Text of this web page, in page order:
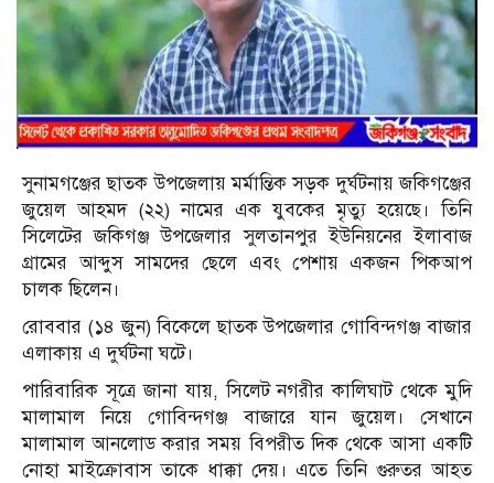
সুনামগঞ্জের ছাতক উপজেলায় মর্মান্তিক সড়ক দুর্ঘটনায় জকিগঞ্জের
জুয়েল আহমদ (২২) নামের এক যুবকের মৃত্যু হয়েছে। তিনি
সিলেটের জকিগঞ্জ উপজেলার সুলতানপুর ইউনিয়নের ইলাবাজ
গ্রামের আব্দুস সামদের ছেলে এবং পেশায় একজন পিকআপ
চালক ছিলেন।
রোববার (১৪ জুন) বিকেলে ছাতক উপজেলার গোবিন্দগঞ্জ বাজার
এলাকায় এ দুর্ঘটনা ঘটে।
পারিবারিক সূত্রে জানা যায়, সিলেট নগরীর কালিঘাট থেকে মুদি
মালামাল নিয়ে গোবিন্দগঞ্জ বাজারে যান জুয়েল। সেখানে
মালামাল আনলোড করার সময় বিপরীত দিক থেকে আসা একটি
নোহা মাইক্রোবাস তাকে ধাক্কা দেয়। এতে তিনি গুরুতর আহত